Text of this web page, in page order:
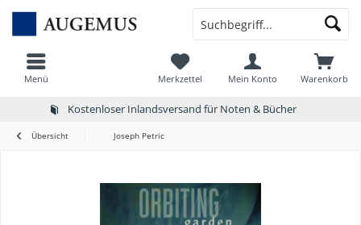
Kostenloser Inlandsversand für Noten & Bücher
Menü Warenkorb
Merkzettel Mein Konto
Übersicht Joseph Petric